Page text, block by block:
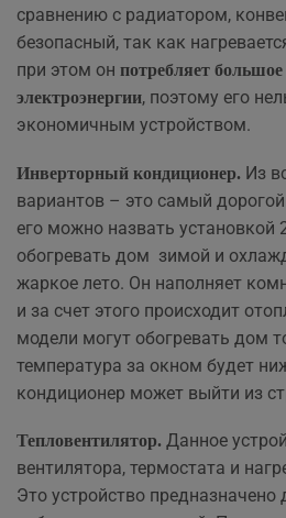
сравнению с радиатором,
безопасный, так как
при этом он потребляет
электроэнергии, поэтому его
экономичным устройством.
Инверторный кондиционер. Из
вариантов – это самый
его можно назвать установкой
обогревать дом зимой и
жаркое лето. Он наполняет
и за счет этого происходит
модели могут обогревать дом
температура за окном будет
кондиционер может выйти из
Тепловентилятор. Данное
вентилятора, термостата и
Это устройство предназначено